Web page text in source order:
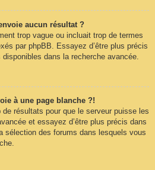
aucun résultat ?
trop vague ou incluait trop de termes
par phpBB. Essayez d’être plus précis
dans la recherche avancée.
à une page blanche ?!
résultats pour que le serveur puisse les
et essayez d’être plus précis dans
sélection des forums dans lesquels vous